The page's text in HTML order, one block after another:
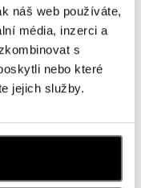
náš web používáte,
média, inzerci a
s
nebo které
jejich služby.